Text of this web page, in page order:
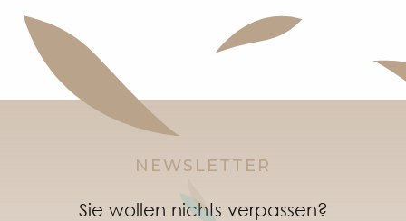
Einführungsworkshop zu Naturweinen im Clos des B
NEWSLETTER
Sie wollen nichts verpassen?